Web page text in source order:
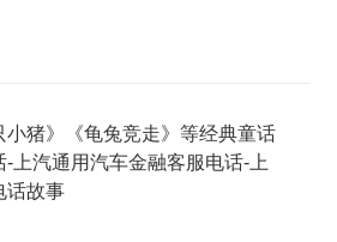
小猪》《龟兔竞走》等经典童话
-上汽通用汽车金融客服电话-上
话故事